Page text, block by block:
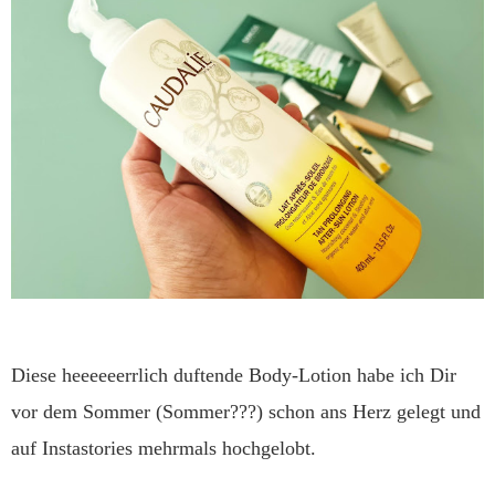
Diese heeeeeerrlich duftende Body-Lotion habe ich Dir
vor dem Sommer (Sommer???) schon ans Herz gelegt und
auf Instastories mehrmals hochgelobt.